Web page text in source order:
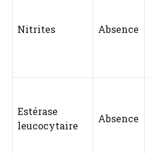
Nitrites Absence
Estérase
leucocytaire
Absence